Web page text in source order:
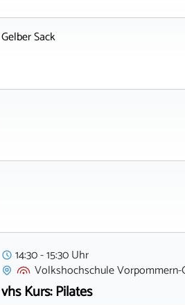
Gelber Sack
14:30 - 15:30 Uhr
Volkshochschule
vhs Kurs: Pilates